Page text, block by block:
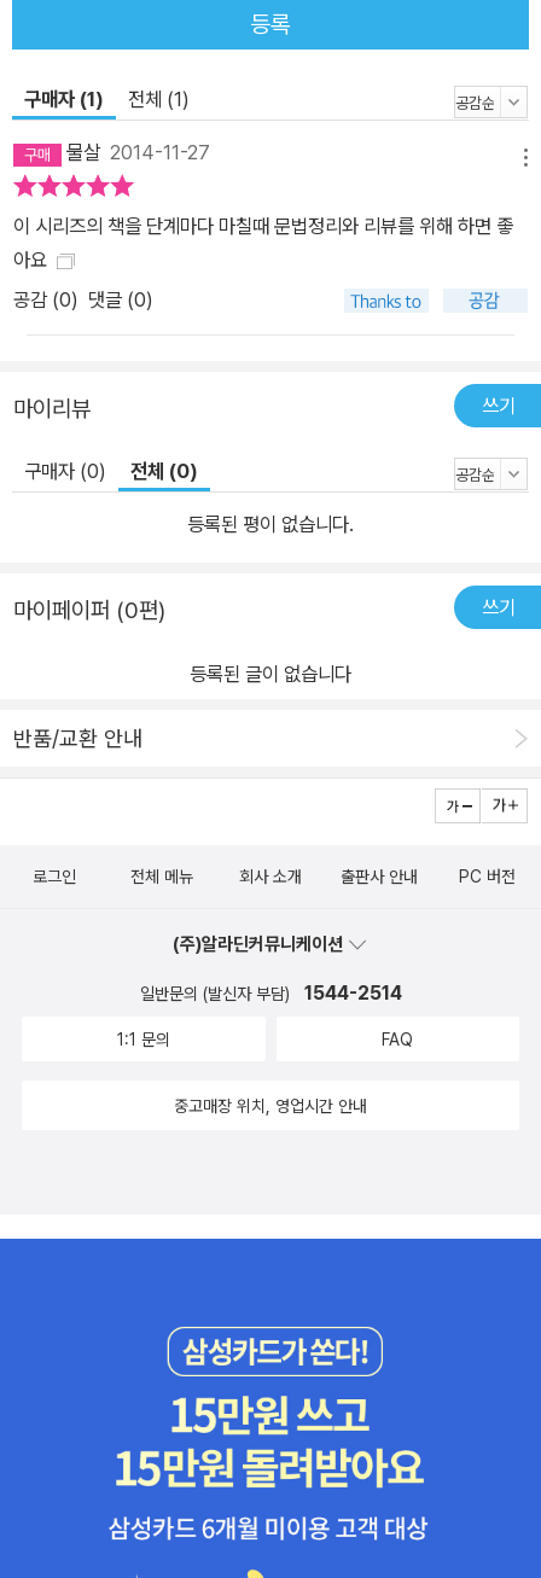
등록
구매자 (1) 전체 (1)
물살2014-11-27
이 시리즈의 책을 단계마다 마칠때 문법정리와 리뷰를 위해 하면 좋
아요
공감 (0) 댓글 (0)
마이리뷰 쓰기
구매자 (0) 전체 (0)
등록된 평이 없습니다.
마이페이퍼 (0편) 쓰기
등록된 글이 없습니다
반품/교환 안내
로그인 전체 메뉴 회사 소개 출판사 안내 PC 버전
(주)알라딘커뮤니케이션
일반문의 (발신자 부담) 1544-2514
1:1 문의 FAQ
중고매장 위치, 영업시간 안내